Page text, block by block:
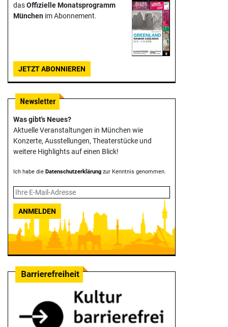
dasOffizielle Monats­programm
München im Abonnement.
JETZT ABONNIEREN
Was gibt's Neues?
Aktuelle Veranstaltungen in München wie
Konzerte, Ausstellungen, Theater­stücke und
weitere Highlights auf einen Blick!
Ich habe die Datenschutzerklärung zur Kenntnis genommen.
ANMELDEN